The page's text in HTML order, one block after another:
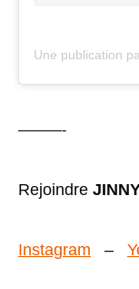
Une publication
———-
Rejoindre
Instagram –